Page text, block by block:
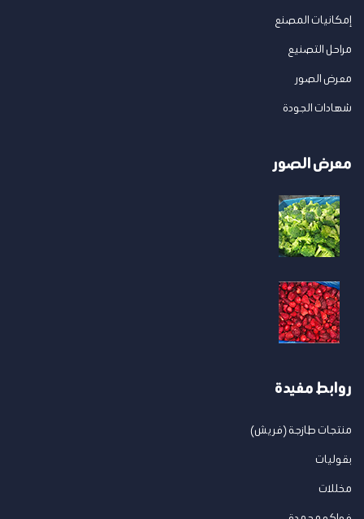
إمكانيات المصنع
مراحل التصنيع
معرض الصور
شهادات الجودة
معرض الصور
روابط مفيدة
منتجات طازجة (فريش)
بقوليات
مخللات